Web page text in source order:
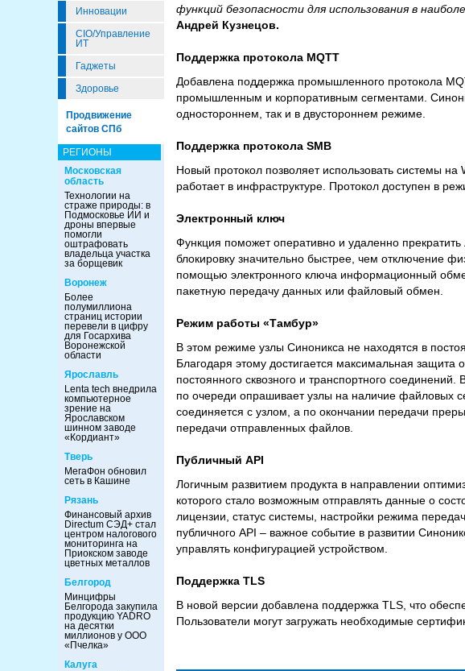
Инновации
CIO/Управление
ИТ
Гаджеты
Здоровье
Продвижение
сайтов СПб
РЕГИОНЫ
Московская
область
Технологии на
страже природы: в
Подмосковье ИИ и
дроны впервые
помогли
оштрафовать
владельца участка
за борщевик
Воронеж
Более
полумиллиона
страниц истории
перевели в цифру
для Госархива
Воронежской
области
Ярославль
Lenta tech внедрила
компьютерное
зрение на
Ярославском
шинном заводе
«Кордиант»
Тверь
МегаФон обновил
сеть в Кашине
Рязань
Финансовый архив
Directum СЭД+ стал
центром налогового
мониторинга на
Приокском заводе
цветных металлов
Белгород
Минцифры
Белгорода закупила
продукцию YADRO
на десятки
миллионов у ООО
«Пчелка»
Калуга
функций безопасности для использования в
Андрей Кузнецов.
Поддержка протокола MQTT
Добавлена поддержка промышленного протокола
промышленным и корпоративным сегментами.
одностороннем, так и в двустороннем режиме.
Поддержка протокола SMB
Новый протокол позволяет использовать системы
работает в инфраструктуре. Протокол доступен в
Электронный ключ
Функция поможет оперативно и удаленно
блокировку значительно быстрее, чем отключение
помощью электронного ключа информационный
пакетную передачу данных или файловый обмен.
Режим работы «Тамбур»
В этом режиме узлы Синоникса не находятся в
Благодаря этому достигается максимальная защита
постоянного сквозного и транспортного
по очереди опрашивает узлы на наличие файловых
соединяется с узлом, а по окончании передачи
передачи отправленных файлов.
Публичный API
Логичным развитием продукта в направлении
которого стало возможным отправлять данные о
лицензии, статус системы, настройки режима
публичного API – важное событие в развитии
управлять конфигурацией устройством.
Поддержка TLS
В новой версии добавлена поддержка TLS, что
Пользователи могут загружать необходимые